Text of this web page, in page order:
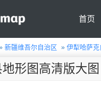
首页
新疆维吾尔自治区 » 伊犁哈萨克
形图高清版大图